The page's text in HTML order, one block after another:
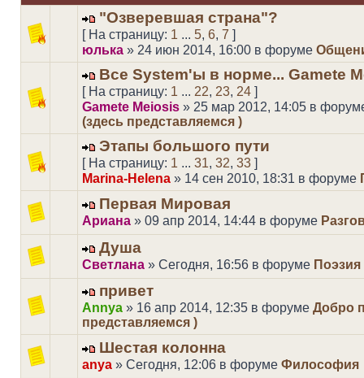
"Озверевшая страна"?
[ На страницу: 1 ... 5, 6, 7 ]
юлька » 24 июн 2014, 16:00 в форуме
Все System'ы в норме... Gamete
[ На страницу: 1 ... 22, 23, 24 ]
Gamete Meiosis » 25 мар 2012, 14:05 в
(здесь представляемся )
Этапы большого пути
[ На страницу: 1 ... 31, 32, 33 ]
Marina-Helena » 14 сен 2010, 18:31 в форуме
Первая Мировая
Ариана » 09 апр 2014, 14:44 в форуме
Душа
Светлана » Сегодня, 16:56 в форуме Поэзия
привет
Annya » 16 апр 2014, 12:35 в форуме Добро
представляемся )
Шестая колонна
anya » Сегодня, 12:06 в форуме Философия